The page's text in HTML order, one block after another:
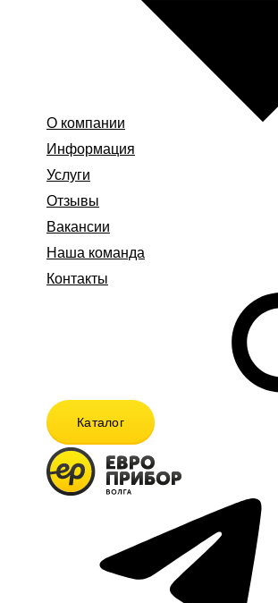
О компании
Информация
Услуги
Отзывы
Вакансии
Наша команда
Контакты
Каталог